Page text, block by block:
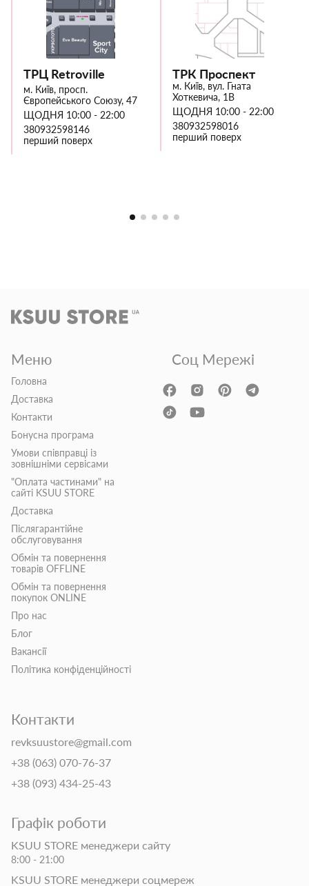
ТРЦ Retroville
м. Київ, просп.
Європейського Союзу, 47
ЩОДНЯ 10:00 - 22:00
380932598146
перший поверх
ТРК Проспект
м. Київ, вул. Гната
Хоткевича, 1В
ЩОДНЯ 10:00 - 22:00
380932598016
перший поверх
Меню
Головна
Доставка
Контакти
Бонусна програма
Умови співправці із
зовнішніми сервісами
"Оплата частинами" на
сайті KSUU STORE
Доставка
Післягарантійне
обслуговування
Обмін та повернення
товарів OFFLINE
Обмін та повернення
покупок ONLINE
Про нас
Блог
Вакансії
Політика конфіденційності
Контакти
revksuustore@gmail.com
+38 (063) 070-76-37
+38 (093) 434-25-43
Графік роботи
KSUU STORE менеджери сайту
8:00 - 21:00
KSUU STORE менеджери соцмереж
Соц Мережі